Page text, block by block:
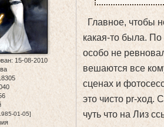
: 15-08-2010
01-05]
Главное, чтобы
какая-то была.
особо не
вешаются все
сценах и
это чисто pr-ход.
чуть что на Лиз